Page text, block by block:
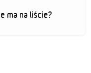
ma na liście?